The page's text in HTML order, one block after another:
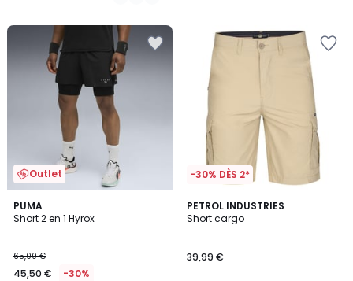
Outlet
PUMA
Short 2 en 1 Hyrox
65,00 €
45,50 € -30%
-30% DÈS 2*
PETROL INDUSTRIES
Short cargo
39,99 €
3
Couleurs